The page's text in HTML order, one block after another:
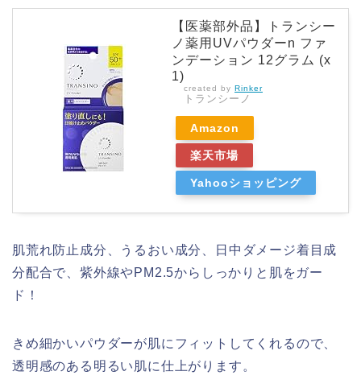
【医薬部外品】トランシー
ノ薬用UVパウダーn ファ
ンデーション 12グラム (x
1)
created by Rinker
トランシーノ
Amazon
楽天市場
Yahooショッピング
肌荒れ防止成分、うるおい成分、日中ダメージ着目成
分配合で、紫外線やPM2.5からしっかりと肌をガー
ド！
きめ細かいパウダーが肌にフィットしてくれるので、
透明感のある明るい肌に仕上がります。